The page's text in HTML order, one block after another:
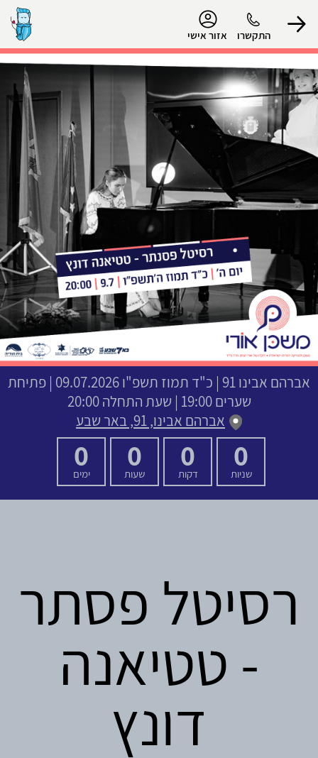
התקשרו אזור אישי
הפרופיל שלי
התנתק
אברהם אבינו 91 | כ"ד תמוז תשפ"ו
09.07.2026 | פתיחת
שערים 19:00 | שעת התחלה 20:00
אברהם אבינו, 91, באר שבע
0
שניות
0
דקות
0
שעות
0
ימים
רסיטל פסתר
- טטיאנה
דונץ